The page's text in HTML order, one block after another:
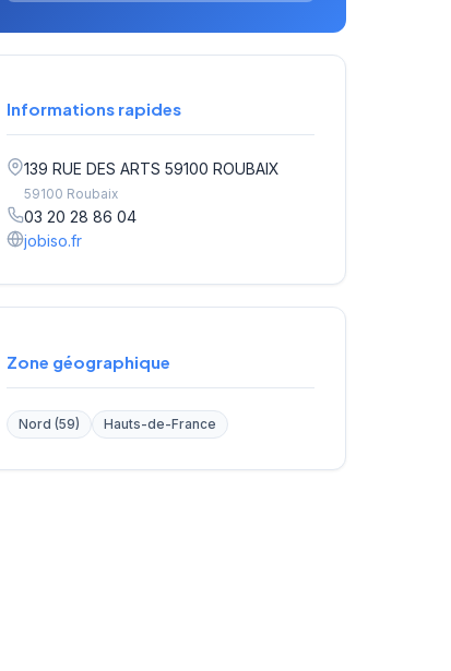
Informations rapides
139 RUE DES ARTS 59100 ROUBAIX
59100 Roubaix
03 20 28 86 04
jobiso.fr
Zone géographique
Nord (59) Hauts-de-France